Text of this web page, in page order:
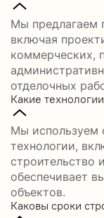
Мы предлагаем
включая
коммерческих,
отделочных
Какие
Мы используем
технологии,
строительство
обеспечивает
объектов.
Каковы сроки